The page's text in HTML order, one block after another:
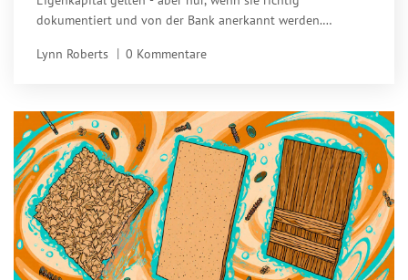
dokumentiert und von der Bank anerkannt werden.
gibt und wie Sie Ihre Muskelhypothek erfolgreich nutzen.
Lynn Roberts 0 Kommentare